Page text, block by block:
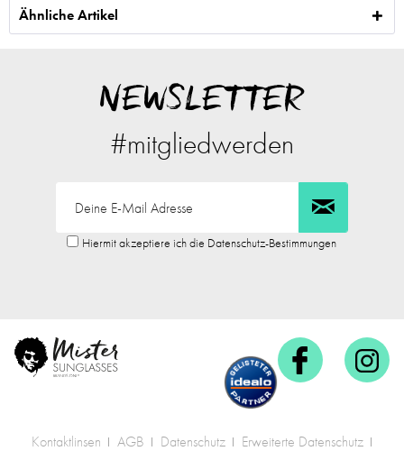
Ähnliche Artikel
NEWSLETTER
#mitgliedwerden
Hiermit akzeptiere ich die Datenschutz-Bestimmungen
Kontaktlinsen AGB Datenschutz Erweiterte Datenschutz